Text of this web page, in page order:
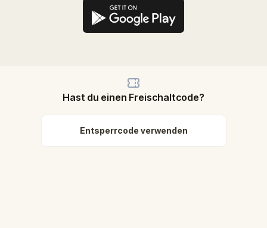
Hast du einen Freischaltcode?
Entsperrcode verwenden